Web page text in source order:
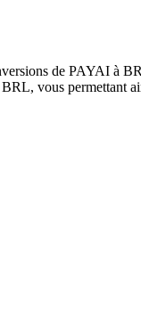
de PAYAI à
vous permettant